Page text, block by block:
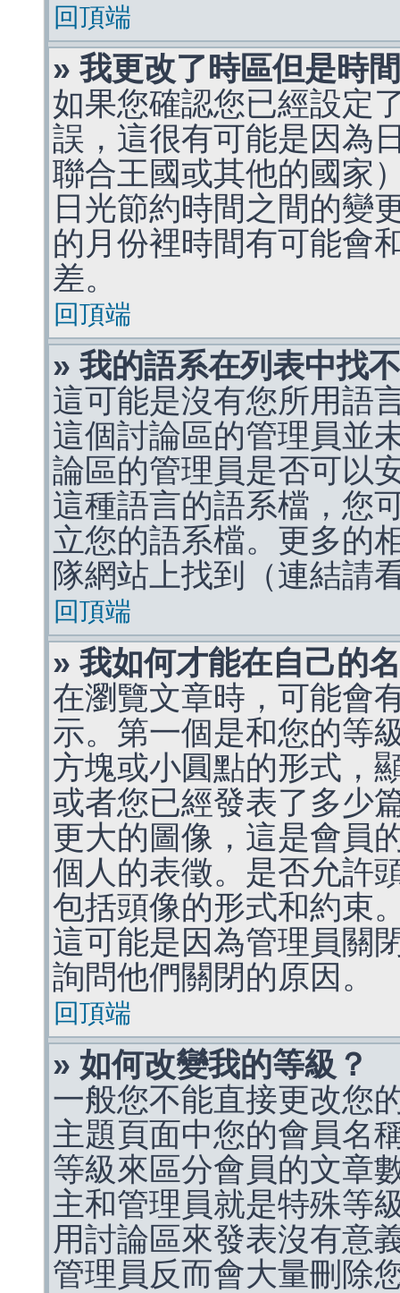
回頂端
» 我更改了時區但是時
如果您確認您已經設定
誤，這很有可能是因為
聯合王國或其他的國家
日光節約時間之間的變
的月份裡時間有可能會
差。
回頂端
» 我的語系在列表中找
這可能是沒有您所用語
這個討論區的管理員並
論區的管理員是否可以
這種語言的語系檔，您
立您的語系檔。更多的
隊網站上找到（連結請
回頂端
» 我如何才能在自己的
在瀏覽文章時，可能會
示。第一個是和您的等
方塊或小圓點的形式，
或者您已經發表了多少
更大的圖像，這是會員
個人的表徵。是否允許
包括頭像的形式和約束
這可能是因為管理員關
詢問他們關閉的原因。
回頂端
» 如何改變我的等級？
一般您不能直接更改您
主題頁面中您的會員名
等級來區分會員的文章
主和管理員就是特殊等
用討論區來發表沒有意
管理員反而會大量刪除